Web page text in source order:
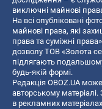
виключні майнові
На всі опубліковані
майнові права, які
права та суміжні
дозволу ТОВ «Золота
підлягають
будь-якій формі.
Редакція OBOZ.UA
авторському матеріалі.
в рекламних